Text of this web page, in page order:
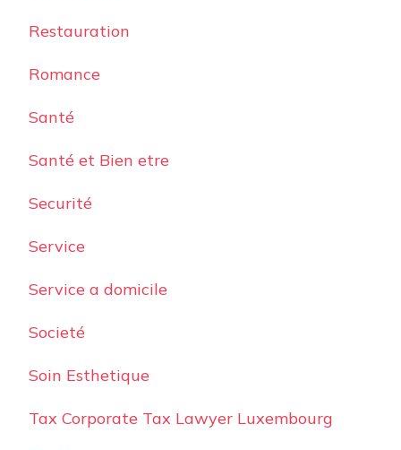
Restauration
Romance
Santé
Santé et Bien etre
Securité
Service
Service a domicile
Societé
Soin Esthetique
Tax Corporate Tax Lawyer Luxembourg